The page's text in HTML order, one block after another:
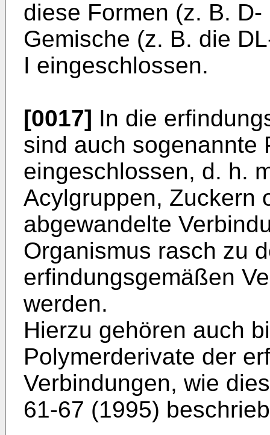
diese Formen (z. B.
Gemische (z. B. die
I eingeschlossen.
[0017] In die
sind auch sogenannte
eingeschlossen, d. h.
Acylgruppen, Zuckern
abgewandelte
Organismus rasch zu
erfindungsgemäßen
werden.
Hierzu gehören auch
Polymerderivate der
Verbindungen, wie
61-67 (1995)